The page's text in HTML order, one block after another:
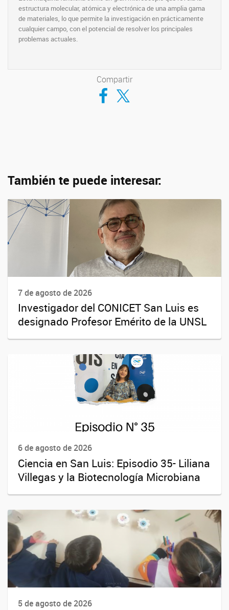
estructura molecular, atómica y electrónica de una amplia gama
de materiales, lo que permite la investigación en prácticamente
cualquier campo, con el potencial de resolver los principales
problemas actuales.
Compartir
Compartir en Facebook
Compartir en Twitter
También te puede interesar:
7 de agosto de 2026
Investigador del CONICET San Luis es
designado Profesor Emérito de la UNSL
6 de agosto de 2026
Ciencia en San Luis: Episodio 35- Liliana
Villegas y la Biotecnología Microbiana
5 de agosto de 2026